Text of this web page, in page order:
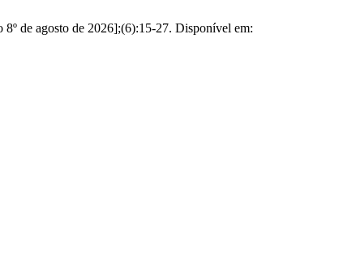
de agosto de 2026];(6):15-27. Disponível em: